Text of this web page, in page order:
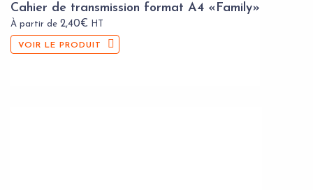
Cahier de transmission format A4 «Family»
À partir de 2,40€ HT
VOIR LE PRODUIT